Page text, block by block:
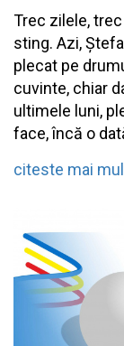
Trec zilele,
sting. Azi,
plecat pe
cuvinte, chiar
ultimele luni,
face, încă o
citeste mai